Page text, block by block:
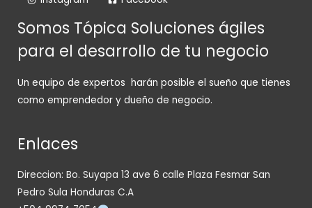
Somos Tópica Soluciones ágiles
para el desarrollo de tu negocio
Un equipo de expertos harán posible el sueño que tienes
como emprendedor y dueño de negocio.
Enlaces
Direccion: Bo. Suyapa 13 ave 6 calle Plaza Fesmar San
Pedro Sula Honduras C.A